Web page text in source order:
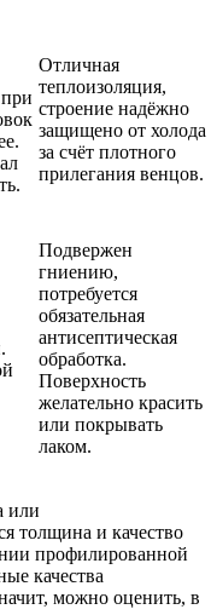
Отличная
теплоизоляция,
строение надёжно
защищено от холода
за счёт плотного
прилегания венцов.
Подвержен
гниению,
потребуется
обязательная
антисептическая
обработка.
Поверхность
желательно красить
или покрывать
лаком.
или
толщина и качество
профилированной
качества
можно оценить, в